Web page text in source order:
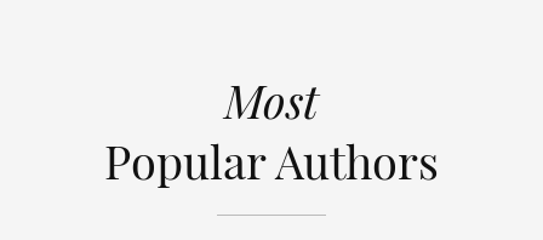
Most
Popular Authors